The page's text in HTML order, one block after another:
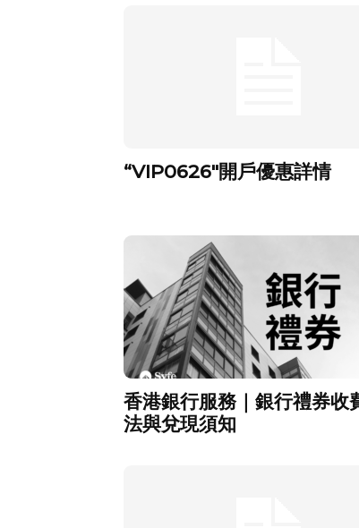
“VIP0626″開戶優惠詳情
香港銀行服務｜銀行禮券收
法與兌現須知